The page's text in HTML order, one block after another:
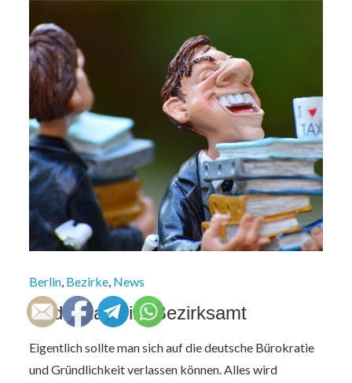
Berlin Bezirke News
Redundanz im Bezirksamt
Eigentlich sollte man sich auf die deutsche Bürokratie
und Gründlichkeit verlassen können. Alles wird